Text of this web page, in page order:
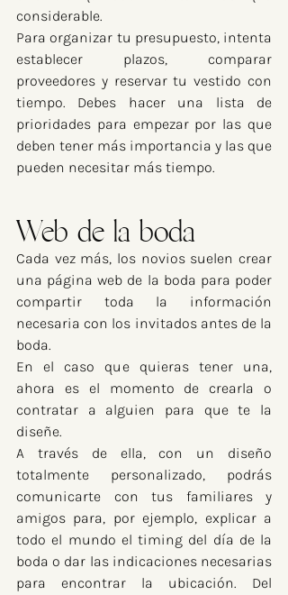
considerable.
Para organizar tu presupuesto, intenta
establecer plazos, comparar
proveedores y reservar tu vestido con
tiempo. Debes hacer una lista de
prioridades para empezar por las que
deben tener más importancia y las que
pueden necesitar más tiempo.
Web de la boda
Cada vez más, los novios suelen crear
una página web de la boda para poder
compartir toda la información
necesaria con los invitados antes de la
boda.
En el caso que quieras tener una,
ahora es el momento de crearla o
contratar a alguien para que te la
diseñe.
A través de ella, con un diseño
totalmente personalizado, podrás
comunicarte con tus familiares y
amigos para, por ejemplo, explicar a
todo el mundo el timing del día de la
boda o dar las indicaciones necesarias
para encontrar la ubicación. Del